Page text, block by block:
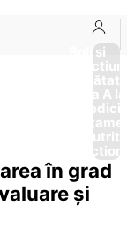
Boli si
Afectiuni
Sănătate
de la A
în grad
și